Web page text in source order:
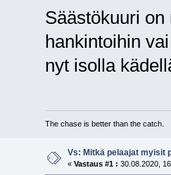
Säästökuuri
hankintoihin
nyt isolla
The chase is better than the catch.
Vs: Mitkä pelaajat myisit
« Vastaus #1 : 30.08.2020,